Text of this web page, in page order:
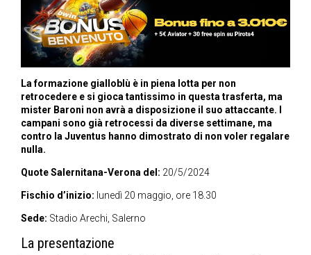
La formazione gialloblù è in piena lotta per non
retrocedere e si gioca tantissimo in questa trasferta, ma
mister Baroni non avrà a disposizione il suo attaccante. I
campani sono già retrocessi da diverse settimane, ma
contro la Juventus hanno dimostrato di non voler regalare
nulla.
Quote Salernitana-Verona del: 20/5/2024
Fischio d’inizio: lunedì 20 maggio, ore 18.30
Sede: Stadio Arechi, Salerno
La presentazione